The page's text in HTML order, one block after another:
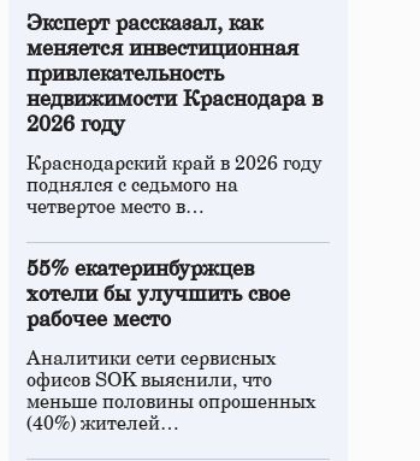
Эксперт рассказал, как
меняется инвестиционная
привлекательность
недвижимости Краснодара в
2026 году
Краснодарский край в 2026 году
поднялся с седьмого на
четвертое место в…
55% екатеринбуржцев
хотели бы улучшить свое
рабочее место
Аналитики сети сервисных
офисов SOK выяснили, что
меньше половины опрошенных
(40%) жителей…